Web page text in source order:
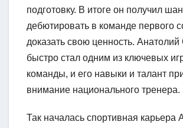
подготовку. В итоге он получил
дебютировать в команде первого
доказать свою ценность.
быстро стал одним из ключевых
команды, и его навыки и талант
внимание национального тренера.
Так началась спортивная карьера